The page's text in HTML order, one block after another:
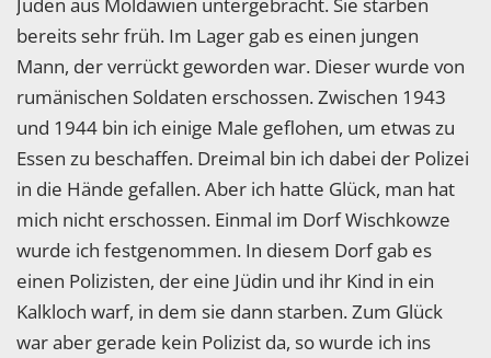
bereits sehr früh. Im Lager gab es einen jungen
Mann, der verrückt geworden war. Dieser wurde von
rumänischen Soldaten erschossen. Zwischen 1943
und 1944 bin ich einige Male geflohen, um etwas zu
Essen zu beschaffen. Dreimal bin ich dabei der Polizei
in die Hände gefallen. Aber ich hatte Glück, man hat
mich nicht erschossen. Einmal im Dorf Wischkowze
wurde ich festgenommen. In diesem Dorf gab es
einen Polizisten, der eine Jüdin und ihr Kind in ein
Kalkloch warf, in dem sie dann starben. Zum Glück
war aber gerade kein Polizist da, so wurde ich ins